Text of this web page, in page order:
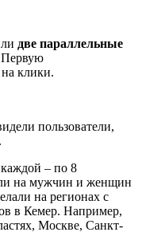
две параллельные
Первую
клики.
пользователи,
– по 8
на мужчин и женщин
на регионах с
в Кемер. Например,
Москве, Санкт-